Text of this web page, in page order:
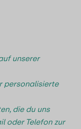
unserer
personalisierte
die du uns
oder Telefon zur